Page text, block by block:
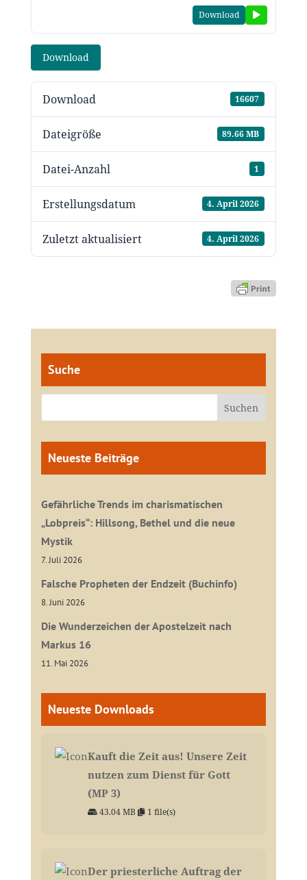
Download
Download 16607
Dateigröße 89.66 MB
Datei-Anzahl 1
Erstellungsdatum 4. April 2026
Zuletzt aktualisiert 4. April 2026
Download
Suche
Neueste Beiträge
Gefährliche Trends im charismatischen
„Lobpreis“: Hillsong, Bethel und die neue
Mystik
7. Juli 2026
Falsche Propheten der Endzeit (Buchinfo)
8. Juni 2026
Die Wunderzeichen der Apostelzeit nach
Markus 16
11. Mai 2026
Neueste Downloads
Kauft die Zeit aus! Unsere Zeit
nutzen zum Dienst für Gott
(MP 3)
43.04 MB 1 file(s)
Der priesterliche Auftrag der